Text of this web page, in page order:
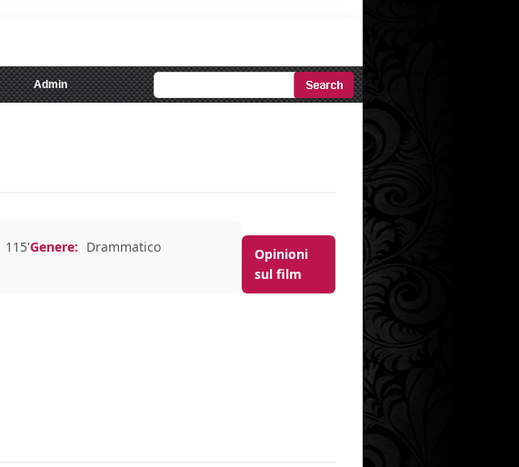
Admin
115'Genere: Drammatico
Opinioni
sul film